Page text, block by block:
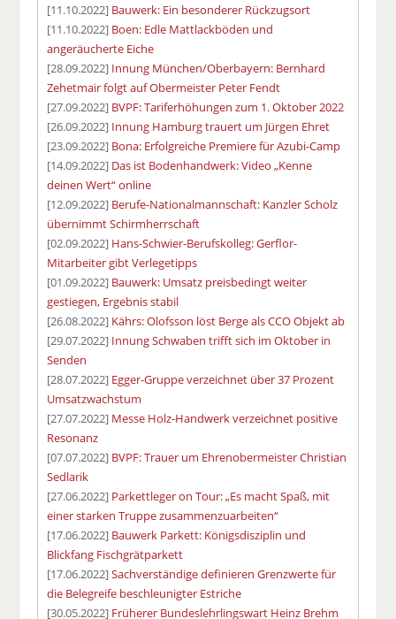
[11.10.2022] Bauwerk: Ein besonderer Rückzugsort
[11.10.2022] Boen: Edle Mattlackböden und
angeräucherte Eiche
[28.09.2022] Innung München/Oberbayern: Bernhard
Zehetmair folgt auf Obermeister Peter Fendt
[27.09.2022] BVPF: Tariferhöhungen zum 1. Oktober 2022
[26.09.2022] Innung Hamburg trauert um Jürgen Ehret
[23.09.2022] Bona: Erfolgreiche Premiere für Azubi-Camp
[14.09.2022] Das ist Bodenhandwerk: Video „Kenne
deinen Wert“ online
[12.09.2022] Berufe-Nationalmannschaft: Kanzler Scholz
übernimmt Schirmherrschaft
[02.09.2022] Hans-Schwier-Berufskolleg: Gerflor-
Mitarbeiter gibt Verlegetipps
[01.09.2022] Bauwerk: Umsatz preisbedingt weiter
gestiegen, Ergebnis stabil
[26.08.2022] Kährs: Olofsson löst Berge als CCO Objekt ab
[29.07.2022] Innung Schwaben trifft sich im Oktober in
Senden
[28.07.2022] Egger-Gruppe verzeichnet über 37 Prozent
Umsatzwachstum
[27.07.2022] Messe Holz-Handwerk verzeichnet positive
Resonanz
[07.07.2022] BVPF: Trauer um Ehrenobermeister Christian
Sedlarik
[27.06.2022] Parkettleger on Tour: „Es macht Spaß, mit
einer starken Truppe zusammenzuarbeiten“
[17.06.2022] Bauwerk Parkett: Königsdisziplin und
Blickfang Fischgrätparkett
[17.06.2022]Sachverständige definieren Grenzwerte für
die Belegreife beschleunigter Estriche
[30.05.2022] Früherer Bundeslehrlingswart Heinz Brehm